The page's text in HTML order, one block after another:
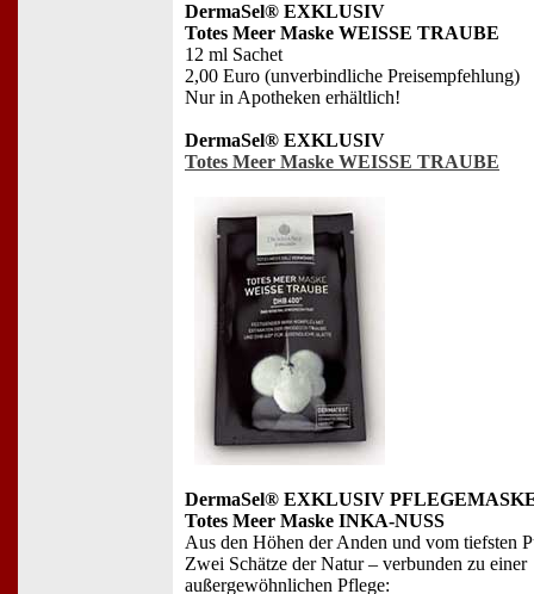
DermaSel® EXKLUSIV
Totes Meer Maske WEISSE TRAUBE
12 ml Sachet
2,00 Euro (unverbindliche Preisempfehlung)
Nur in Apotheken erhältlich!
DermaSel® EXKLUSIV
Totes Meer Maske WEISSE TRAUBE
DermaSel® EXKLUSIV
Totes Meer Maske INKA-NUSS
Aus den Höhen der Anden und vom tiefsten
Zwei Schätze der Natur – verbunden zu einer
außergewöhnlichen Pflege: